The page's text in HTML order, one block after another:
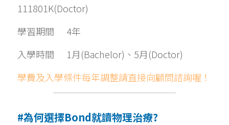
預約諮詢
111801K(Doctor)
學習期間      4年
入學時間      1月(Bachelor)、5月(Doctor)
#為何選擇Bond就讀物理治療?